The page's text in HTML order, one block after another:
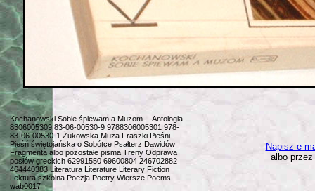
Kochanowski Sobie śpiewam a Muzom… Antologia
8306005309 83-06-00530-9 9788306005301 978-
83-06-00530-1 Żukowska Muza Fraszki Pieśni
Pieśń świętojańska o Sobótce Psałterz Dawidów
Fragmenta albo pozostałe pisma Treny Odprawa
posłów greckich 62991550 69600804 246702882
464440383 Literatura Literature Literary Fiction
Lektura szkolna Poezja Poetry Wiersze Poems
wab0017
Napisz e-
albo przez